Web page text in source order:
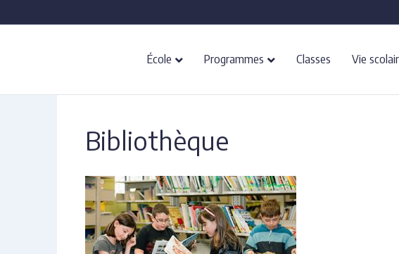
École Programmes Classes Vie
Bibliothèque